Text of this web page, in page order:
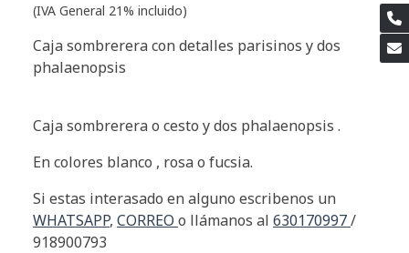
(IVA General 21% incluido)
Caja sombrerera con detalles parisinos y dos
phalaenopsis
Caja sombrerera o cesto y dos phalaenopsis .
En colores blanco , rosa o fucsia.
Si estas interasado en alguno escribenos un
WHATSAPP, CORREO o llámanos al 630170997/
918900793